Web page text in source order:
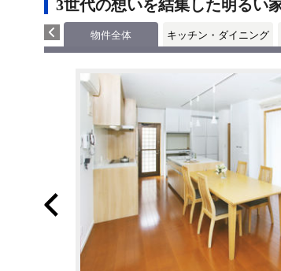
3世代の想いを結集した明るい家
物件全体 キッチン・ダイニング